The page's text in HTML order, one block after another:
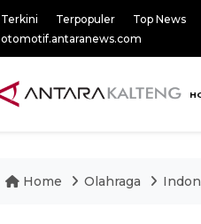
Terkini Terpopuler Top News
otomotif.antaranews.com
Home Olahraga